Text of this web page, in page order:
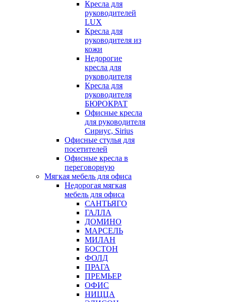
Кресла для
руководителей
LUX
Кресла для
руководителя из
кожи
Недорогие
кресла для
руководителя
Кресла для
руководителя
БЮРОКРАТ
Офисные кресла
для руководителя
Сириус, Sirius
Офисные стулья для
посетителей
Офисные кресла в
переговорную
Мягкая мебель для офиса
Недорогая мягкая
мебель для офиса
САНТЬЯГО
ГАЛЛА
ДОМИНО
МАРСЕЛЬ
МИЛАН
БОСТОН
ФОЛД
ПРАГА
ПРЕМЬЕР
ОФИС
НИЦЦА